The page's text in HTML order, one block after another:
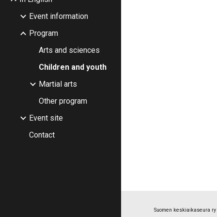
Event information
Program
Arts and sciences
Children and youth
Martial arts
Other program
Event site
Contact
Suomen keskiaikaseura